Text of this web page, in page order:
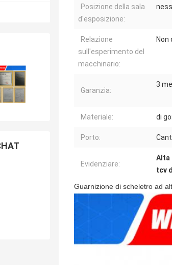
Posizione della sala
d'esposizione:
Relazione
sull'esperimento del
macchinario:
Non
Garanzia:
3
Materiale: di
Porto:
Evidenziare:
Alta
tcv
Guarnizione di scheletro ad